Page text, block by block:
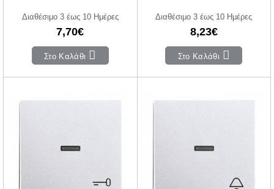
Διαθέσιμο 3 έως 10 Ημέρες
7,70€
Στο Καλάθι
Διαθέσιμο 3 έως 10 Ημέρες
8,23€
Στο Καλάθι